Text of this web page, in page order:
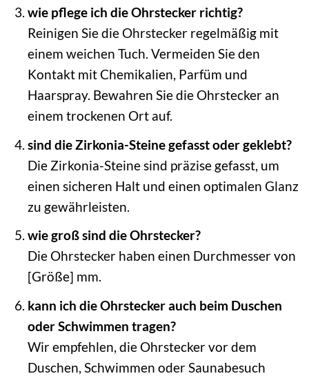
wie pflege ich die Ohrstecker richtig?
Reinigen Sie die Ohrstecker regelmäßig mit
einem weichen Tuch. Vermeiden Sie den
Kontakt mit Chemikalien, Parfüm und
Haarspray. Bewahren Sie die Ohrstecker an
einem trockenen Ort auf.
sind die Zirkonia-Steine gefasst oder geklebt?
Die Zirkonia-Steine sind präzise gefasst, um
einen sicheren Halt und einen optimalen Glanz
zu gewährleisten.
wie groß sind die Ohrstecker?
Die Ohrstecker haben einen Durchmesser von
[Größe] mm.
kann ich die Ohrstecker auch beim Duschen
oder Schwimmen tragen?
Wir empfehlen, die Ohrstecker vor dem
Duschen, Schwimmen oder Saunabesuch